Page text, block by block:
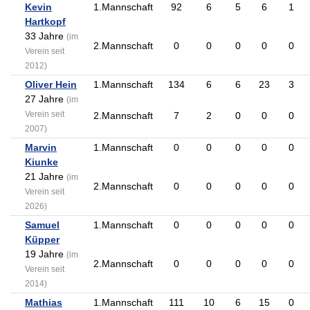
Kevin
Hartkopf
33 Jahre (im
Verein seit
2012)
1.Mannschaft 92 6 5 6 1
2.Mannschaft 0 0 0 0 0
Oliver Hein
27 Jahre (im
Verein seit
2007)
1.Mannschaft 134 6 6 23 3
2.Mannschaft 7 2 0 0 0
Marvin
Kiunke
21 Jahre (im
Verein seit
2026)
1.Mannschaft 0 0 0 0 0
2.Mannschaft 0 0 0 0 0
Samuel
Küpper
19 Jahre (im
Verein seit
2014)
1.Mannschaft 0 0 0 0 0
2.Mannschaft 0 0 0 0 0
Mathias
1.Mannschaft 111 10 6 15 0